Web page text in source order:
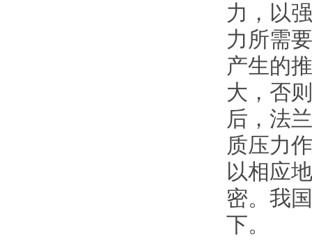
力，以
力所需
产生的
大，否
后，法
质压力
以相应
密。我
下。